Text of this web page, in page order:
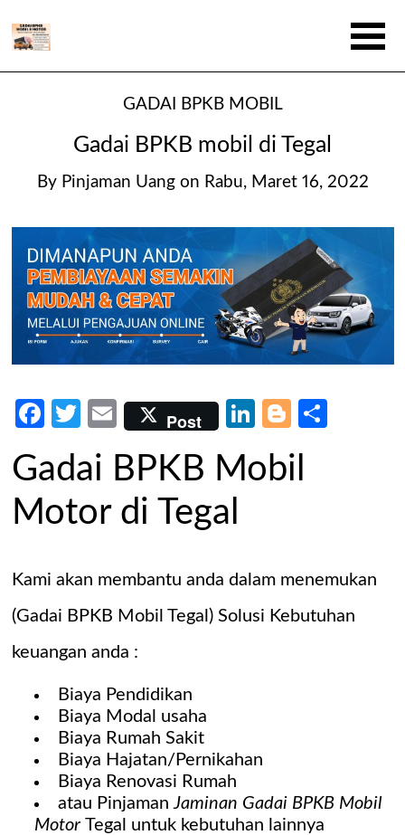
GADAI BPKB MOBIL
Gadai BPKB mobil di Tegal
By Pinjaman Uang on Rabu, Maret 16, 2022
Facebook
Twitter
EmailPost LinkedIn
Blogger
Gadai BPKB Mobil
Motor di Tegal
Kami akan membantu anda dalam menemukan
(Gadai BPKB Mobil Tegal ) Solusi Kebutuhan
keuangan anda :
Biaya Pendidikan
Biaya Modal usaha
Biaya Rumah Sakit
Biaya Hajatan/Pernikahan
Biaya Renovasi Rumah
atau Pinjaman Jaminan Gadai BPKB Mobil
Motor Tegal untuk kebutuhan lainnya